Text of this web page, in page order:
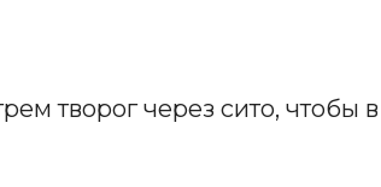
творог через сито, чтобы в